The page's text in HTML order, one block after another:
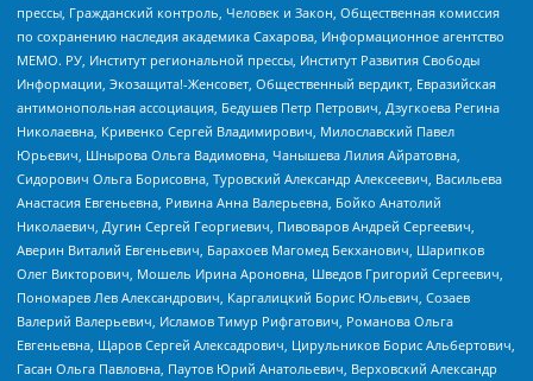
прессы, Гражданский контроль, Человек и Закон, Общественная комиссия
по сохранению наследия академика Сахарова, Информационное агентство
МЕМО. РУ, Институт региональной прессы, Институт Развития Свободы
Информации, Экозащита!-Женсовет, Общественный вердикт, Евразийская
антимонопольная ассоциация, Бедушев Петр Петрович, Дзугкоева Регина
Николаевна, Кривенко Сергей Владимирович, Милославский Павел
Юрьевич, Шнырова Ольга Вадимовна, Чанышева Лилия Айратовна,
Сидорович Ольга Борисовна, Туровский Александр Алексеевич, Васильева
Анастасия Евгеньевна, Ривина Анна Валерьевна, Бойко Анатолий
Николаевич, Дугин Сергей Георгиевич, Пивоваров Андрей Сергеевич,
Аверин Виталий Евгеньевич, Барахоев Магомед Бекханович, Шарипков
Олег Викторович, Мошель Ирина Ароновна, Шведов Григорий Сергеевич,
Пономарев Лев Александрович, Каргалицкий Борис Юльевич, Созаев
Валерий Валерьевич, Исламов Тимур Рифгатович, Романова Ольга
Евгеньевна, Щаров Сергей Алексадрович, Цирульников Борис Альбертович,
Гасан Ольга Павловна, Паутов Юрий Анатольевич, Верховский Александр